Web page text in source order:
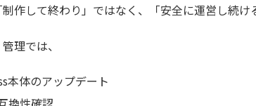
作して終わり」ではなく、「安全に運営し続け
理では、
本体のアップデート